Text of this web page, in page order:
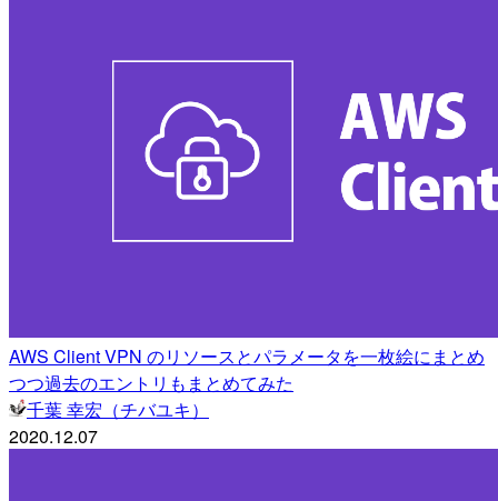
AWS Client VPN のリソースとパラメータを一枚絵にまとめ
つつ過去のエントリもまとめてみた
千葉 幸宏（チバユキ）
2020.12.07